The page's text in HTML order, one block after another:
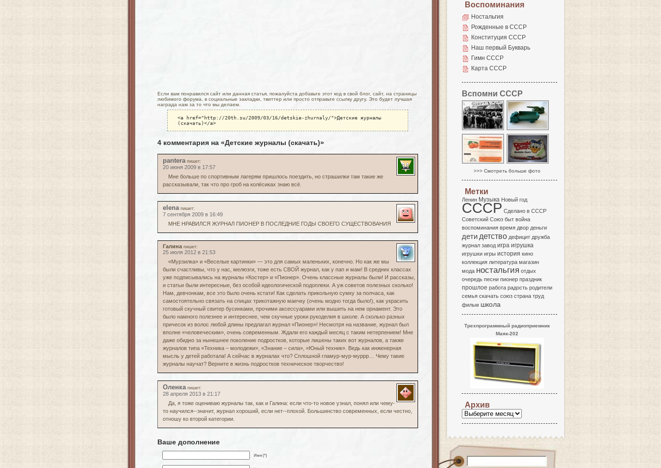
Если вам понравился сайт или данная статья, пожалуйста добавьте этот код в свой блог, сайт, на страницы
любимого форума, в социальные закладки, твиттер или просто отправьте ссылку другу. Это будет лучшая
награда нам за то что мы делаем.
<a href="http://20th.su/2009/03/16/detskie-zhurnaly/">Детские журналы
(скачать)</a>
4 комментария на «Детские журналы (скачать)»
pantera пишет:
20 июня 2009 в 17:57
Мне больше по спортивным лагерям пришлось поездить, но страшилки там такие же
рассказывали, так что про гроб на колёсиках знаю всё.
elena пишет:
7 сентября 2009 в 16:49
МНЕ НРАВИЛСЯ ЖУРНАЛ ПИОНЕР В ПОСЛЕДНИЕ ГОДЫ СВОЕГО СУЩЕСТВОВАНИЯ
Галина пишет:
25 июля 2012 в 21:53
«Мурзилка» и «Веселые картинки» — это для самых маленьких, конечно. Но как же мы
были счастливы, что у нас, мелюзги, тоже есть СВОЙ журнал, как у пап и мам! В средних классах
уже подписывались на журналы «Костер» и «Пионер». Очень классные журналы были! И рассказы,
и статьи были интересные, без особой идеологической подоплеки. А уж советов полезных сколько!
Нам, девчонкам, все это было очень кстати! Как сделать прикольную сумку за полчаса, как
самостоятельно связать на спицах трикотажную маечку (очень модно тогда было!), как украсить
готовый скучный свитер бусинками, прочими аксессуарами или вышить на нем орнамент. Это
было намного полезнее и интереснее, чем скучные уроки рукоделия в школе. А сколько разных
причесок из волос любой длины предлагал журнал «Пионер»! Несмотря на название, журнал был
вполне «человеческим», очень современным. Ждали его каждый месяц с таким нетерпением! Мне
даже обидно за нынешнее поколение подростков, которые лишены таких вот журналов, а также
журналов типа «Техника – молодежи», «Знание – сила», «Юный техник». Ведь как инженерная
мысль у детей работала! А сейчас в журналах что? Сплошной гламур-мур-муррр… Чему такие
журналы научат? Верните в жизнь подростков техническое творчество!
Оленка пишет:
28 апреля 2013 в 21:17
Да, я тоже оцениваю журналы так, как и Галина: если что-то новое узнал, понял или чему-
то научился--значит, журнал хороший, если нет--плохой. Большинство современных, если честно,
отношу ко второй категории.
Ваше дополнение
Имя (*)
Воспоминания
Ностальгия
Рожденные в СССР
Конституция СССР
Наш первый Букварь
Гимн СССР
Карта СССР
Вспомни СССР
>>> Смотреть больше фото
Метки
Ленин Музыка Новый год
СССР Сделано в СССР
Советский Союз быт война
воспоминания время двор деньги
дети детство дефицит дружба
журнал завод игра игрушка
игрушки игры история кино
коллекция литература магазин
мода ностальгия отдых
очередь песни пионер праздник
прошлое работа радость родители
семья скачать союз страна труд
фильм школа
Трехпрограммный радиоприемник
Маяк-202
Архив